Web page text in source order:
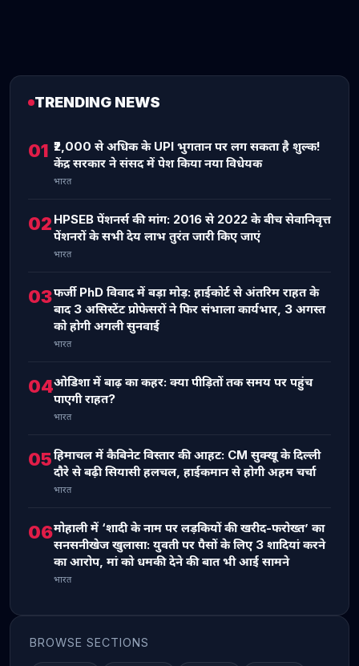
TRENDING NEWS
01 ₹2,000 से अधिक के UPI भुगतान पर लग सकता है शुल्क!
केंद्र सरकार ने संसद में पेश किया नया विधेयक
भारत
02 HPSEB पेंशनर्स की मांग: 2016 से 2022 के बीच सेवानिवृत्त
पेंशनरों के सभी देय लाभ तुरंत जारी किए जाएं
भारत
03फर्जी PhD विवाद में बड़ा मोड़: हाईकोर्ट से अंतरिम राहत के
बाद 3 असिस्टेंट प्रोफेसरों ने फिर संभाला कार्यभार, 3 अगस्त
को होगी अगली सुनवाई
भारत
04ओडिशा में बाढ़ का कहर: क्या पीड़ितों तक समय पर पहुंच
पाएगी राहत?
भारत
05हिमाचल में कैबिनेट विस्तार की आहट: CM सुक्खू के दिल्ली
दौरे से बढ़ी सियासी हलचल, हाईकमान से होगी अहम चर्चा
भारत
06मोहाली में ‘शादी के नाम पर लड़कियों की खरीद-फरोख्त’ का
सनसनीखेज खुलासा: युवती पर पैसों के लिए 3 शादियां करने
का आरोप, मां को धमकी देने की बात भी आई सामने
भारत
BROWSE SECTIONS